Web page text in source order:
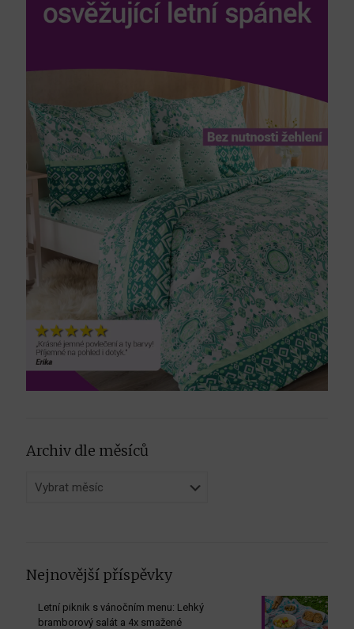
Archiv dle měsíců
dle
Nejnovější příspěvky
Letní piknik s vánočním menu: Lehký
bramborový salát a 4x smažené